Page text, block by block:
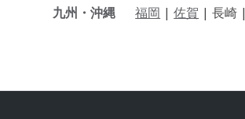
九州・沖縄
福岡 |佐賀 |長崎 |